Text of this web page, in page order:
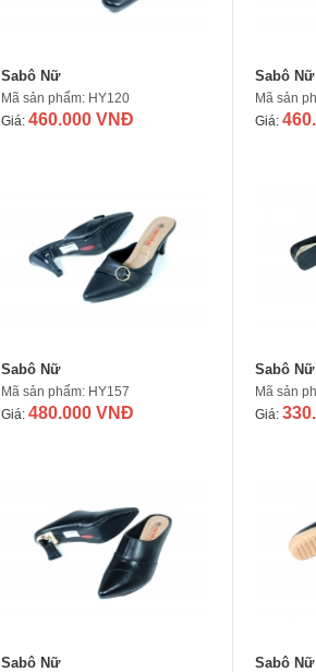
Sabô Nữ
Mã sản phẩm: HY120
Giá: 460.000 VNĐ
Sabô Nữ
Mã sản
Giá:
Sabô Nữ
Mã sản phẩm: HY157
Giá: 480.000 VNĐ
Sabô Nữ
Mã sản
Giá:
Sabô Nữ Sabô Nữ